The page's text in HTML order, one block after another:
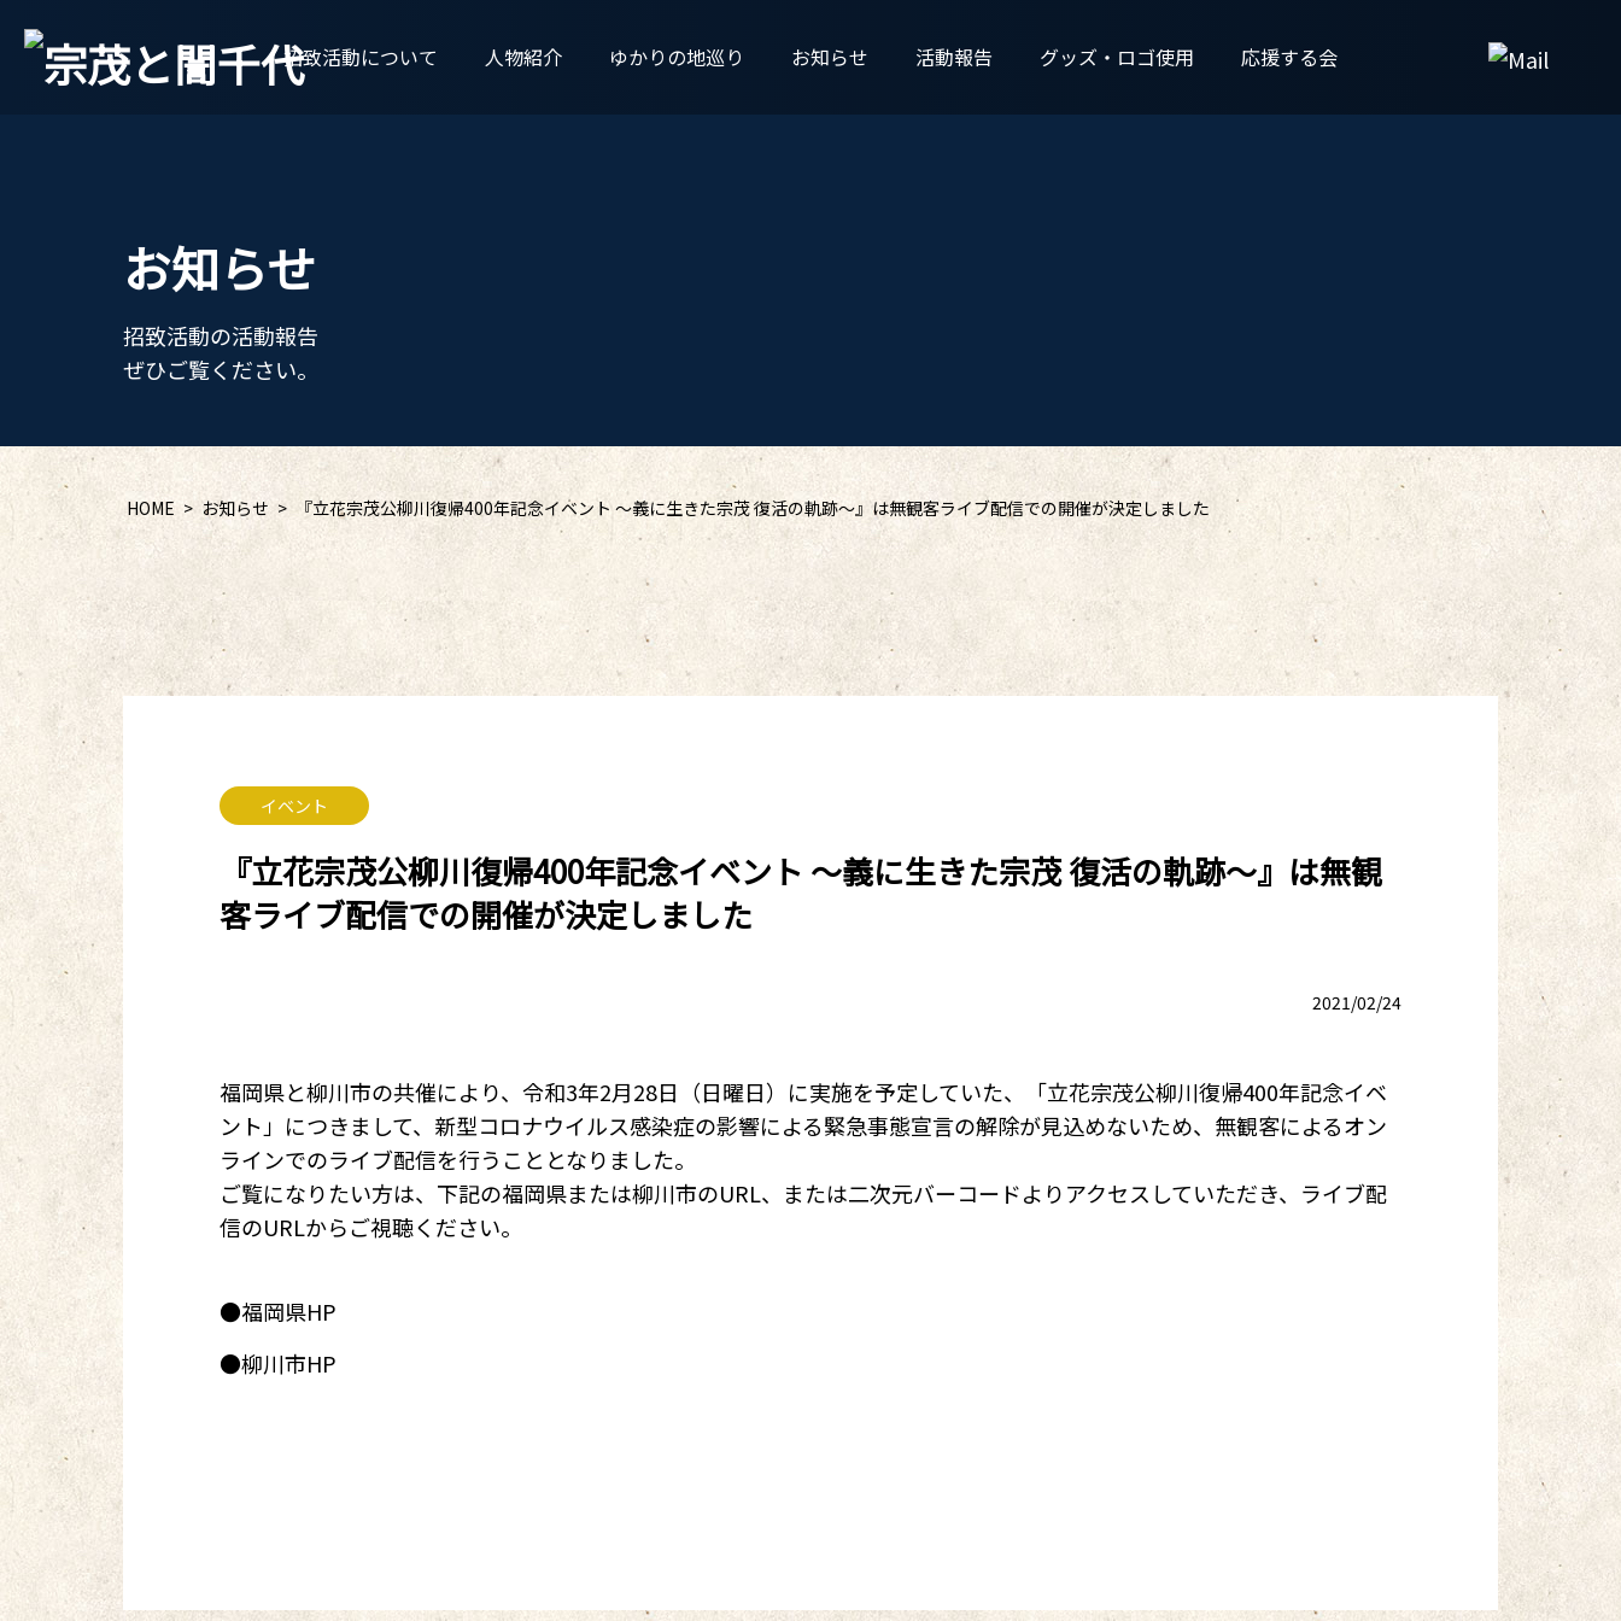
招致活動について 人物紹介 ゆかりの地巡り お知らせ 活動報告 グッズ・ロゴ使用 応援する会
お知らせ
招致活動の活動報告
ぜひご覧ください。
HOME お知らせ 『立花宗茂公柳川復帰400年記念イベント ～義に生きた宗茂 復活の軌跡～』は無観客ライブ配信での開催が決定しました
イベント
『立花宗茂公柳川復帰400年記念イベント ～義に生きた宗茂 復活の軌跡～』は無観
客ライブ配信での開催が決定しました
2021/02/24
福岡県と柳川市の共催により、令和3年2月28日（日曜日）に実施を予定していた、「立花宗茂公柳川復帰400年記念イベ
ント」につきまして、新型コロナウイルス感染症の影響による緊急事態宣言の解除が見込めないため、無観客によるオン
ラインでのライブ配信を行うこととなりました。
ご覧になりたい方は、下記の福岡県または柳川市のURL、または二次元バーコードよりアクセスしていただき、ライブ配
信のURLからご視聴ください。
●福岡県HP
●柳川市HP